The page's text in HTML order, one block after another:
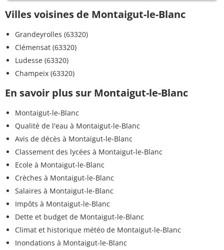
Villes voisines de Montaigut-le-Blanc
Grandeyrolles (63320)
Clémensat (63320)
Ludesse (63320)
Champeix (63320)
En savoir plus sur Montaigut-le-Blanc
Montaigut-le-Blanc
Qualité de l'eau à Montaigut-le-Blanc
Avis de décès à Montaigut-le-Blanc
Classement des lycées à Montaigut-le-Blanc
Ecole à Montaigut-le-Blanc
Crèches à Montaigut-le-Blanc
Salaires à Montaigut-le-Blanc
Impôts à Montaigut-le-Blanc
Dette et budget de Montaigut-le-Blanc
Climat et historique météo de Montaigut-le-Blanc
Inondations à Montaigut-le-Blanc